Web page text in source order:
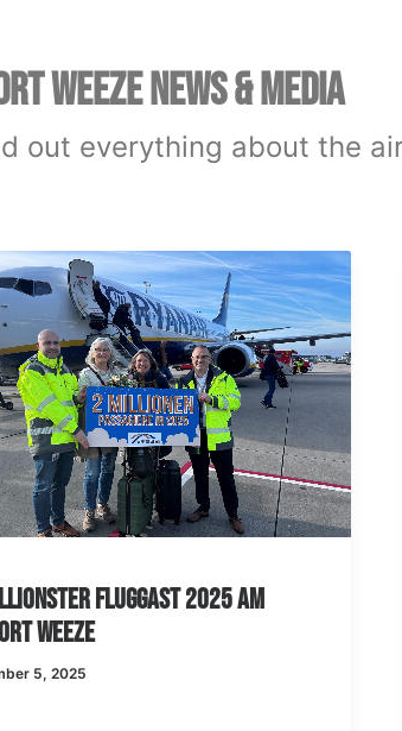
WEEZE NEWS & MEDIA
out everything about the
Am Wochenende starten die